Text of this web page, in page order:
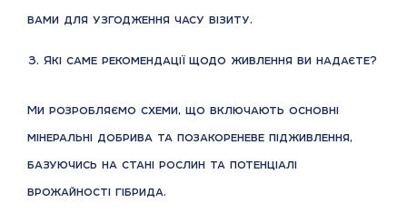
вами для узгодження часу візиту.
Які саме рекомендації щодо живлення ви надаєте?
Ми розробляємо схеми, що включають основні
мінеральні добрива та позакореневе підживлення,
базуючись на стані рослин та потенціалі
врожайності гібрида.